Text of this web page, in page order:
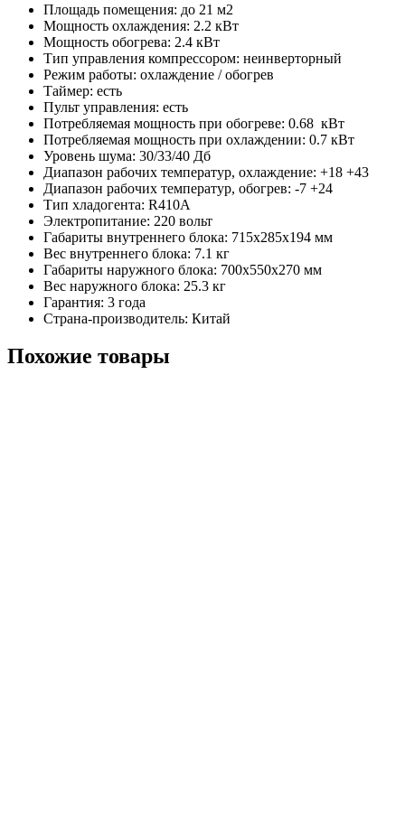
Площадь помещения: до 21 м2
Мощность охлаждения: 2.2 кВт
Мощность обогрева: 2.4 кВт
Тип управления компрессором: неинверторный
Режим работы: охлаждение / обогрев
Таймер: есть
Пульт управления: есть
Потребляемая мощность при обогреве: 0.68 кВт
Потребляемая мощность при охлаждении: 0.7 кВт
Уровень шума: 30/33/40 Дб
Диапазон рабочих температур, охлаждение: +18 +43
Диапазон рабочих температур, обогрев: -7 +24
Тип хладогента: R410A
Электропитание: 220 вольт
Габариты внутреннего блока: 715x285x194 мм
Вес внутреннего блока: 7.1 кг
Габариты наружного блока: 700x550x270 мм
Вес наружного блока: 25.3 кг
Гарантия: 3 года
Страна-производитель: Китай
Похожие товары